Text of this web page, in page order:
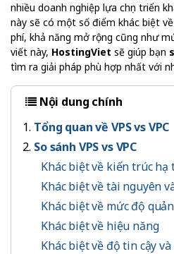
nhiều doanh nghiệp lựa chọn triển
này sẽ có một số điểm khác biệt
phí, khả năng mở rộng cũng như
viết này, HostingViet sẽ giúp bạn
tìm ra giải pháp phù hợp nhất với
Nội dung chính
Tổng quan về VPS vs VPC
So sánh VPS vs VPC
Khác biệt về kiến trúc hạ
Khác biệt về tài nguyên
Khác biệt về mức độ
Khác biệt về hiệu năng
Khác biệt về độ tin cậy